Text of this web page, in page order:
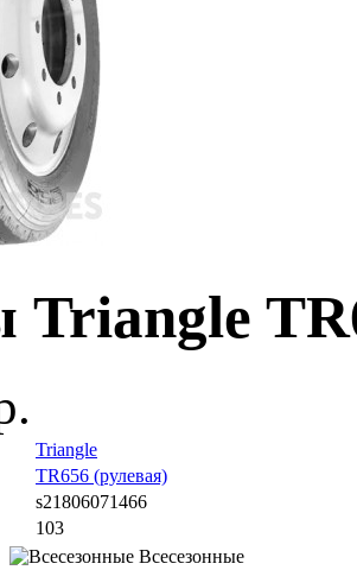
Triangle
TR656 (рулевая)
s21806071466
103
Всесезонные